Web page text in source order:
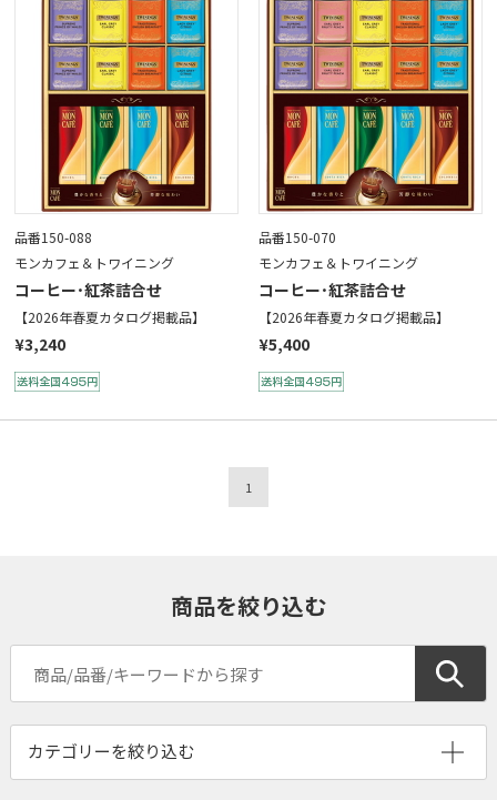
品番150-088
モンカフェ＆トワイニング
コーヒー･紅茶詰合せ
【2026年春夏カタログ掲載品】
¥3,240
品番150-070
モンカフェ＆トワイニング
コーヒー･紅茶詰合せ
【2026年春夏カタログ掲載品】
¥5,400
1
商品を絞り込む